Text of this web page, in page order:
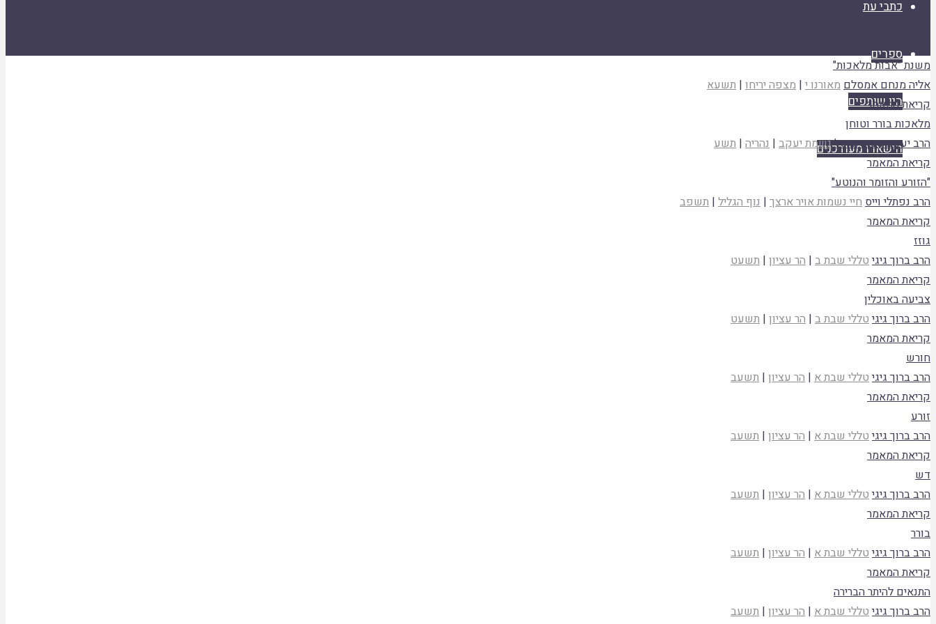
כתבי עת
ספרים
היו שותפים
הישארו מעודכנים
משנת "אבות מלאכות"
אליה מנחם אמסלםמאורנו י | מצפה יריחו | תשעא
קריאת המאמר
מלאכות בורר וטוחן
הרב יעקב ניסן רוזנטלנשמת יעקב | נהריה | תשע
קריאת המאמר
"הזורע והזומר והנוטע"
הרב נפתלי וייסחיי נשמות אויר ארצך | נוף הגליל | תשפב
קריאת המאמר
גוזז
הרב ברוך גיגיטללי שבת ב | הר עציון | תשעט
קריאת המאמר
צביעה באוכלין
הרב ברוך גיגיטללי שבת ב | הר עציון | תשעט
קריאת המאמר
חורש
הרב ברוך גיגיטללי שבת א | הר עציון | תשעב
קריאת המאמר
זורע
הרב ברוך גיגיטללי שבת א | הר עציון | תשעב
קריאת המאמר
דש
הרב ברוך גיגיטללי שבת א | הר עציון | תשעב
קריאת המאמר
בורר
הרב ברוך גיגיטללי שבת א | הר עציון | תשעב
קריאת המאמר
התנאים להיתר הברירה
הרב ברוך גיגיטללי שבת א | הר עציון | תשעב